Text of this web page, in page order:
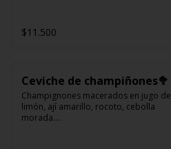
$11.500
Ceviche de champiñones🥦
Champignones macerados en jugo de
limón, ají amarillo, rocoto, cebolla
morada.